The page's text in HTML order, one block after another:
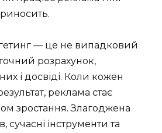
— це не випадковий
точний розрахунок,
і досвіді. Коли кожен
реклама стає
зростання. Злагоджена
сучасні інструменти та